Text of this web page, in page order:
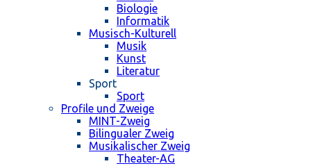
Biologie
Informatik
Musisch-Kulturell
Musik
Kunst
Literatur
Sport
Sport
Profile und Zweige
MINT-Zweig
Bilingualer Zweig
Musikalischer Zweig
Theater-AG